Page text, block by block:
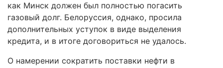
как Минск должен был полностью погасить
газовый долг. Белоруссия, однако, просила
дополнительных уступок в виде выделения
кредита, и в итоге договориться не удалось.
О намерении сократить поставки нефти в